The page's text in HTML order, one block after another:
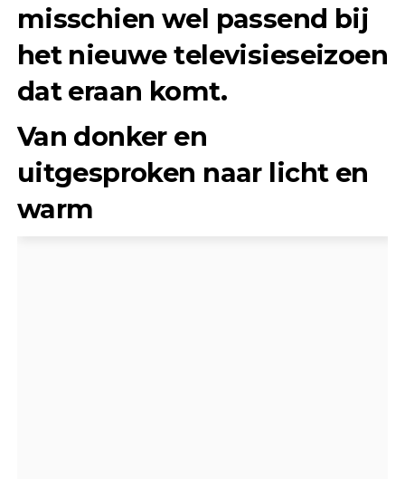
misschien wel passend bij
het nieuwe televisieseizoen
dat eraan komt.
Van donker en
uitgesproken naar licht en
warm